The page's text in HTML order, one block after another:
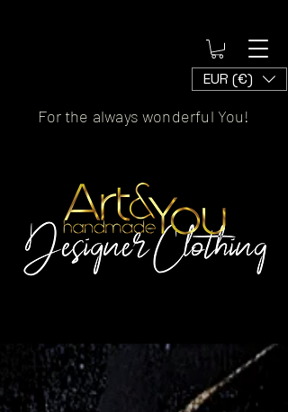
EUR (€)
For the always wonderful You!
Artscaled by&handmade